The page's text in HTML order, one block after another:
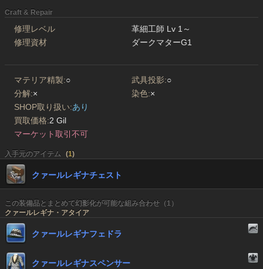
Craft & Repair
修理レベル
革細工師 Lv 1～
修理資材
ダークマターG1
マテリア精製:○ 武具投影:○
分解:× 染色:×
SHOP取り扱い:あり
買取価格:2 Gil
マーケット取引不可
入手元のアイテム (1)
クァールレギナチェスト
この装備品とまとめて幻影化が可能な組み合わせ（1）
クァールレギナ・アタイア
クァールレギナフェドラ
クァールレギナスペンサー